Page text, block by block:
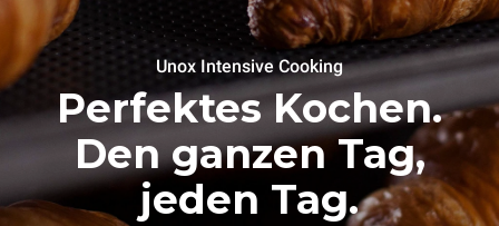
Unox Intensive Cooking
Perfektes Kochen.
Den ganzen Tag,
jeden Tag.